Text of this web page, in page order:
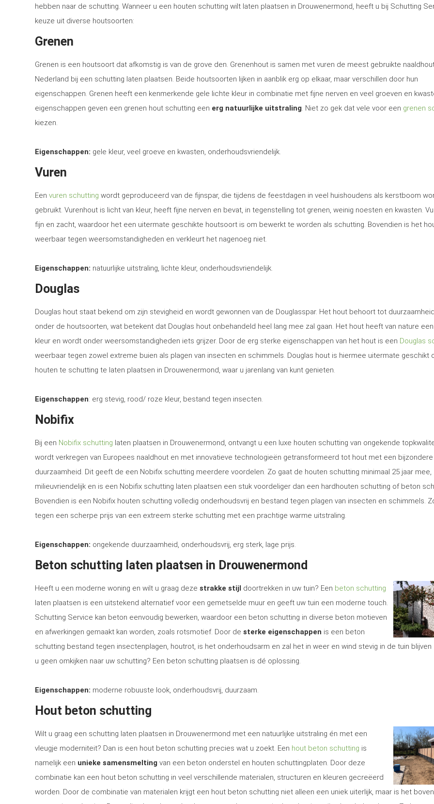
hebben naar de schutting. Wanneer u een houten schutting wilt laten plaatsen in Drouwenermond, heeft u bij Schutting
keuze uit diverse houtsoorten:
Grenen
Grenen is een houtsoort dat afkomstig is van de grove den. Grenenhout is samen met vuren de meest gebruikte
Nederland bij een schutting laten plaatsen. Beide houtsoorten lijken in aanblik erg op elkaar, maar verschillen door hun
eigenschappen. Grenen heeft een kenmerkende gele lichte kleur in combinatie met fijne nerven en veel groeven en
eigenschappen geven een grenen hout schutting een erg natuurlijke uitstraling. Niet zo gek dat vele voor een grenen
kiezen.
Eigenschappen: gele kleur, veel groeve en kwasten, onderhoudsvriendelijk.
Vuren
Een vuren schutting wordt geproduceerd van de fijnspar, die tijdens de feestdagen in veel huishoudens als kerstboom
gebruikt. Vurenhout is licht van kleur, heeft fijne nerven en bevat, in tegenstelling tot grenen, weinig noesten en kwasten.
fijn en zacht, waardoor het een uitermate geschikte houtsoort is om bewerkt te worden als schutting. Bovendien is het
weerbaar tegen weersomstandigheden en verkleurt het nagenoeg niet.
Eigenschappen: natuurlijke uitstraling, lichte kleur, onderhoudsvriendelijk.
Douglas
Douglas hout staat bekend om zijn stevigheid en wordt gewonnen van de Douglasspar. Het hout behoort tot
onder de houtsoorten, wat betekent dat Douglas hout onbehandeld heel lang mee zal gaan. Het hout heeft van nature
kleur en wordt onder weersomstandigheden iets grijzer. Door de erg sterke eigenschappen van het hout is een Douglas
weerbaar tegen zowel extreme buien als plagen van insecten en schimmels. Douglas hout is hiermee uitermate geschikt
houten te schutting te laten plaatsen in Drouwenermond, waar u jarenlang van kunt genieten.
Eigenschappen: erg stevig, rood/ roze kleur, bestand tegen insecten.
Nobifix
Bij een Nobifix schutting laten plaatsen in Drouwenermond, ontvangt u een luxe houten schutting van ongekende
wordt verkregen van Europees naaldhout en met innovatieve technologieën getransformeerd tot hout met een
duurzaamheid. Dit geeft de een Nobifix schutting meerdere voordelen. Zo gaat de houten schutting minimaal 25 jaar mee,
milieuvriendelijk en is een Nobifix schutting laten plaatsen een stuk voordeliger dan een hardhouten schutting of beton
Bovendien is een Nobifix houten schutting volledig onderhoudsvrij en bestand tegen plagen van insecten en schimmels.
tegen een scherpe prijs van een extreem sterke schutting met een prachtige warme uitstraling.
Eigenschappen: ongekende duurzaamheid, onderhoudsvrij, erg sterk, lage prijs.
Beton schutting laten plaatsen in Drouwenermond
Heeft u een moderne woning en wilt u graag deze strakke stijl doortrekken in uw tuin? Een beton schutting
laten plaatsen is een uitstekend alternatief voor een gemetselde muur en geeft uw tuin een moderne touch.
Schutting Service kan beton eenvoudig bewerken, waardoor een beton schutting in diverse beton motieven
en afwerkingen gemaakt kan worden, zoals rotsmotief. Door de sterke eigenschappen is een beton
schutting bestand tegen insectenplagen, houtrot, is het onderhoudsarm en zal het in weer en wind stevig in de tuin blijven
u geen omkijken naar uw schutting? Een beton schutting plaatsen is dé oplossing.
Eigenschappen: moderne robuuste look, onderhoudsvrij, duurzaam.
Hout beton schutting
Wilt u graag een schutting laten plaatsen in Drouwenermond met een natuurlijke uitstraling én met een
vleugje moderniteit? Dan is een hout beton schutting precies wat u zoekt. Een hout beton schutting is
namelijk een unieke samensmelting van een beton onderstel en houten schuttingplaten. Door deze
combinatie kan een hout beton schutting in veel verschillende materialen, structuren en kleuren gecreëerd
worden. Door de combinatie van materialen krijgt een hout beton schutting niet alleen een uniek uiterlijk, maar is het